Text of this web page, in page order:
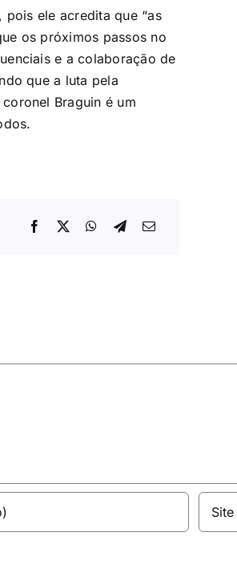
ele acredita que “as
os próximos passos no
e a colaboração de
que a luta pela
Braguin é um